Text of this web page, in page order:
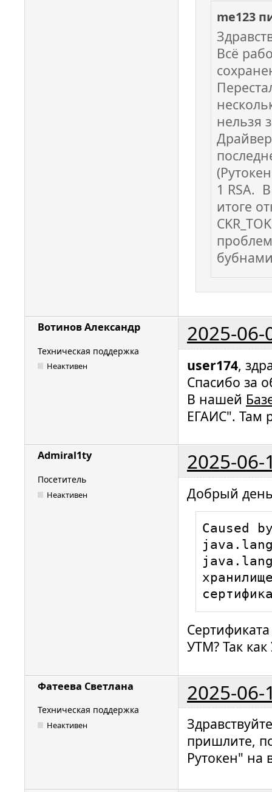
me123
Всё
нельзя
1 RSA.
итоге
Вотинов Александр 2025-06-
Техническая поддержка
Неактивен user174,
Спасибо за
В нашей
ЕГАИС". Там
Admiral1ty 2025-06-
Посетитель
Неактивен Добрый
Caused
УТМ? Так
Фатеева Светлана 2025-06-
Техническая поддержка
Неактивен
пришлите,
Рутокен" на